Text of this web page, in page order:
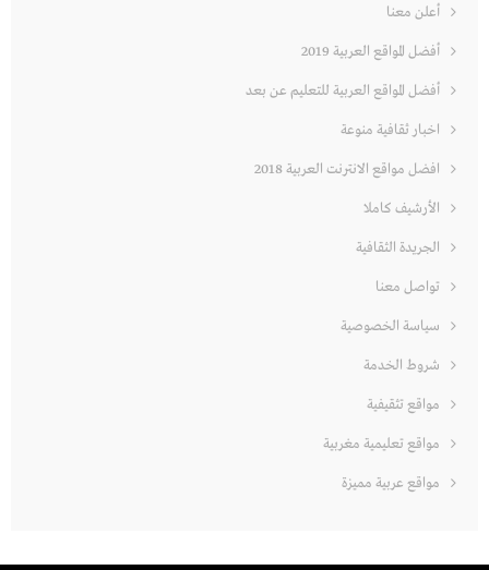
أعلن معنا
أفضل المواقع العربية 2019
أفضل المواقع العربية للتعليم عن بعد
اخبار ثقافية منوعة
افضل مواقع الانترنت العربية 2018
الأرشيف كاملا
الجريدة الثقافية
تواصل معنا
سياسة الخصوصية
شروط الخدمة
مواقع تثقيفية
مواقع تعليمية مغربية
مواقع عربية مميزة